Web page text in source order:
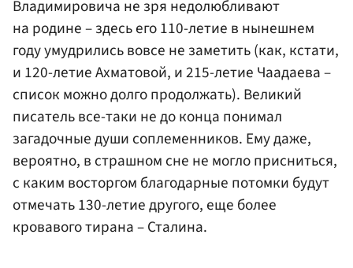
Владимировича не зря недолюбливают
на родине – здесь его 110-летие в нынешнем
году умудрились вовсе не заметить (как, кстати,
и 120-летие Ахматовой, и 215-летие Чаадаева –
список можно долго продолжать). Великий
писатель все-таки не до конца понимал
загадочные души соплеменников. Ему даже,
вероятно, в страшном сне не могло присниться,
с каким восторгом благодарные потомки будут
отмечать 130-летие другого, еще более
кровавого тирана – Сталина.